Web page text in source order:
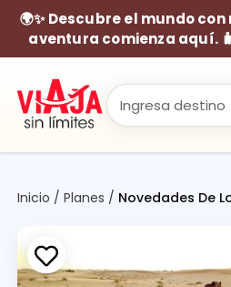
🌍✨ Descubre el mundo
aventura comienza aquí.
Inicio /Planes / Novedades De